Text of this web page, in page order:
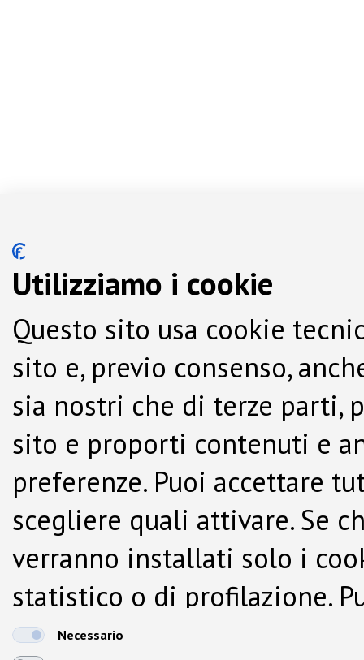
Utilizziamo i cookie
Questo sito usa cookie
sito e, previo consenso,
sia nostri che di terze parti,
sito e proporti contenuti e
preferenze. Puoi accettare
scegliere quali attivare. Se
verranno installati solo i
statistico o di profilazione.
dalla Cookie Policy.
Necessario